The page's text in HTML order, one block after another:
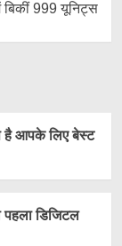
999 यूनिट्स
है आपके लिए बेस्ट
पहला डिजिटल